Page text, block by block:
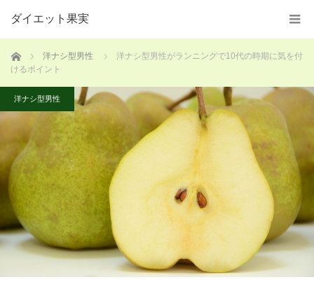
ダイエット果実
ホーム 洋ナシ型男性
洋ナシ型男性がランニングで10代の時期に気を付
けるポイント
洋ナシ型男性